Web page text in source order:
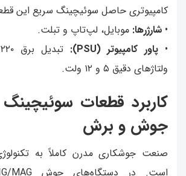
کامپیوتری حاصل سوئیچینگ سریع این
• شارژرها: موبایل، لپ‌تاپ و تبلت.
• پاور کامپیوتر (PSU):
ولتاژهای دقیق ۵ و ۱۲ ولت.
کاربرد قطعات
جوش و برش
صنعت جوشکاری مدرن کاملاً به تکنولوژی